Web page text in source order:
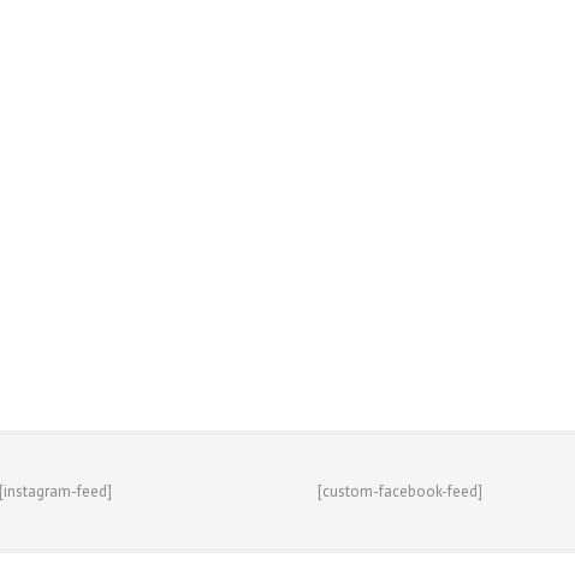
[instagram-feed] [custom-facebook-feed]